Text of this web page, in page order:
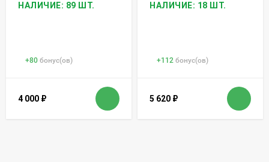
НАЛИЧИЕ: 89 ШТ.
+80 бонус(ов)
4 000 ₽
НАЛИЧИЕ: 18 ШТ.
+112 бонус(ов)
5 620 ₽